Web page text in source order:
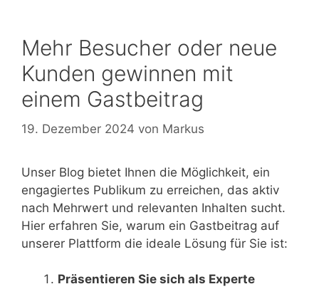
Mehr Besucher oder neue
Kunden gewinnen mit
einem Gastbeitrag
19. Dezember 2024 von Markus
Unser Blog bietet Ihnen die Möglichkeit, ein
engagiertes Publikum zu erreichen, das aktiv
nach Mehrwert und relevanten Inhalten sucht.
Hier erfahren Sie, warum ein Gastbeitrag auf
unserer Plattform die ideale Lösung für Sie ist:
Präsentieren Sie sich als Experte